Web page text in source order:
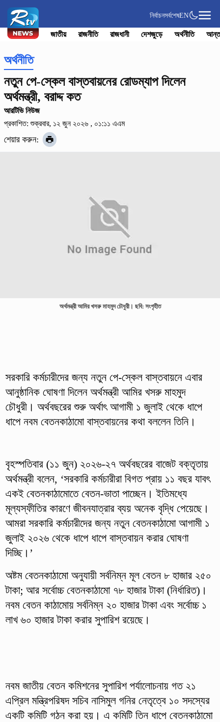
নির্বাচনসর্বশেষEN
জাতীয় রাজনীতি রাজধানী দেশজুড়ে অর্থনীতি
অর্থনীতি
নতুন পে-স্কেল বাস্তবায়নের রোডম্যাপ দিলেন
অর্থমন্ত্রী, বরাদ্দ কত
আরটিভি নিউজ
প্রকাশিত: শুক্রবার, ১২ জুন ২০২৬ , ০১:১১ এএম
শেয়ার করুন:
অর্থমন্ত্রী আমির খসরু মাহমুদ চৌধুরী। ছবি: সংগৃহীত
সরকারি কর্মচারীদের জন্য নতুন পে-স্কেল বাস্তবায়নে এবার
আনুষ্ঠানিক ঘোষণা দিলেন অর্থমন্ত্রী আমির খসরু মাহমুদ
চৌধুরী। অর্থবছরের শুরু অর্থাৎ আগামী ১ জুলাই থেকে ধাপে
ধাপে নবম বেতনকাঠামো বাস্তবায়নের কথা বললেন তিনি।
বৃহস্পতিবার (১১ জুন) ২০২৬-২৭ অর্থবছরের বাজেট বক্তৃতায়
অর্থমন্ত্রী বলেন, ‘সরকারি কর্মচারীরা বিগত প্রায় ১১ বছর যাবৎ
একই বেতনকাঠামোতে বেতন-ভাতা পাচ্ছেন। ইতিমধ্যে
মূল্যস্ফীতির কারণে জীবনযাত্রার ব্যয় অনেক বৃদ্ধি পেয়েছে।
আমরা সরকারি কর্মচারীদের জন্য নতুন বেতনকাঠামো আগামী ১
জুলাই ২০২৬ থেকে ধাপে ধাপে বাস্তবায়ন করার ঘোষণা
দিচ্ছি।’
অষ্টম বেতনকাঠামো অনুযায়ী সর্বনিম্ন মূল বেতন ৮ হাজার ২৫০
টাকা; আর সর্বোচ্চ বেতনকাঠামো ৭৮ হাজার টাকা (নির্ধারিত)।
নবম বেতন কাঠামোয় সর্বনিম্ন ২০ হাজার টাকা এবং সর্বোচ্চ ১
লাখ ৬০ হাজার টাকা করার সুপারিশ রয়েছে।
নবম জাতীয় বেতন কমিশনের সুপারিশ পর্যালোচনায় গত ২১
এপ্রিল মন্ত্রিপরিষদ সচিব নাসিমুল গনির নেতৃত্বে ১০ সদস্যের
একটি কমিটি গঠন করা হয়। এ কমিটি তিন ধাপে বেতনকাঠামো